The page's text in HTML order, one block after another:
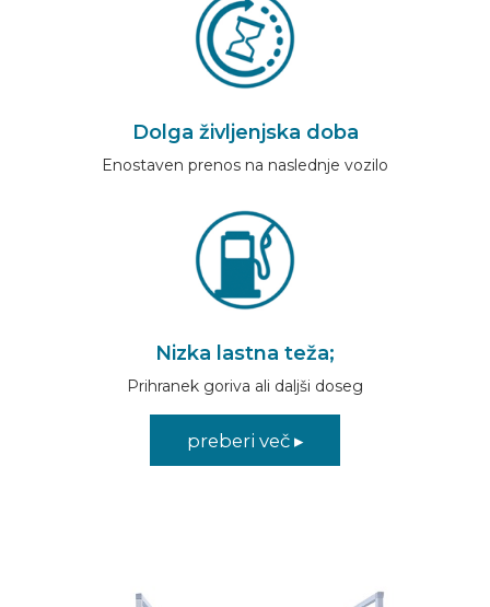
Dolga življenjska doba
Enostaven prenos na naslednje vozilo
Nizka lastna teža;
Prihranek goriva ali daljši doseg
preberi več ▸